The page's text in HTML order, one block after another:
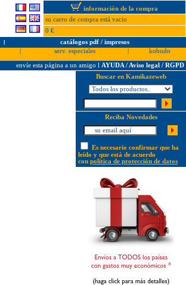
información de la compra
su carro de compra está vacio
0 €
l
catálogos pdf / impresos
serv. especiales
kobudo
envíe esta página a un amigo l AYUDA / Aviso legal / RGPD
Buscar en Kamikazeweb
Reciba Novedades
Es necesario confirmar que ha
leído y que está de acuerdo
con política de protección de datos